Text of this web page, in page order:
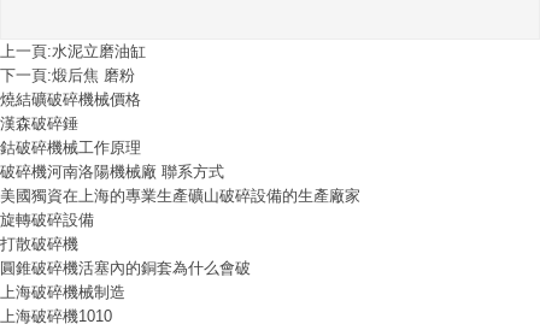
上一頁:水泥立磨油缸
下一頁:煅后焦 磨粉
燒結礦破碎機械價格
漢森破碎錘
鈷破碎機械工作原理
破碎機河南洛陽機械廠 聯系方式
美國獨資在上海的專業生產礦山破碎設備的生產廠家
旋轉破碎設備
打散破碎機
圓錐破碎機活塞內的銅套為什么會破
上海破碎機械制造
上海破碎機1010